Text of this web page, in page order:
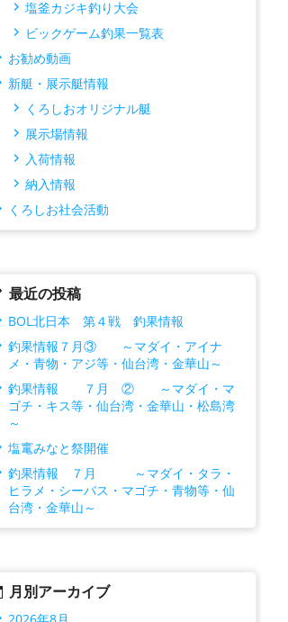
塩釜カジキ釣り大会
ビックゲーム釣果一覧表
お勧め動画
新艇・展示艇情報
くろしおオリジナル艇
展示場情報
入荷情報
納入情報
くろしお社会活動
最近の投稿
BOL北日本 第４戦 釣果情報
釣果情報７月③ ～マダイ・アイナ
メ・青物・アジ等・仙台湾・金華山～
釣果情報 ７月 ② ～マダイ・マ
ゴチ・キス等・仙台湾・金華山・松島湾
～
塩竃みなと祭開催
釣果情報 ７月 ～マダイ・タラ・
ヒラメ・シーバス・マゴチ・青物等・仙
台湾・金華山～
月別アーカイブ